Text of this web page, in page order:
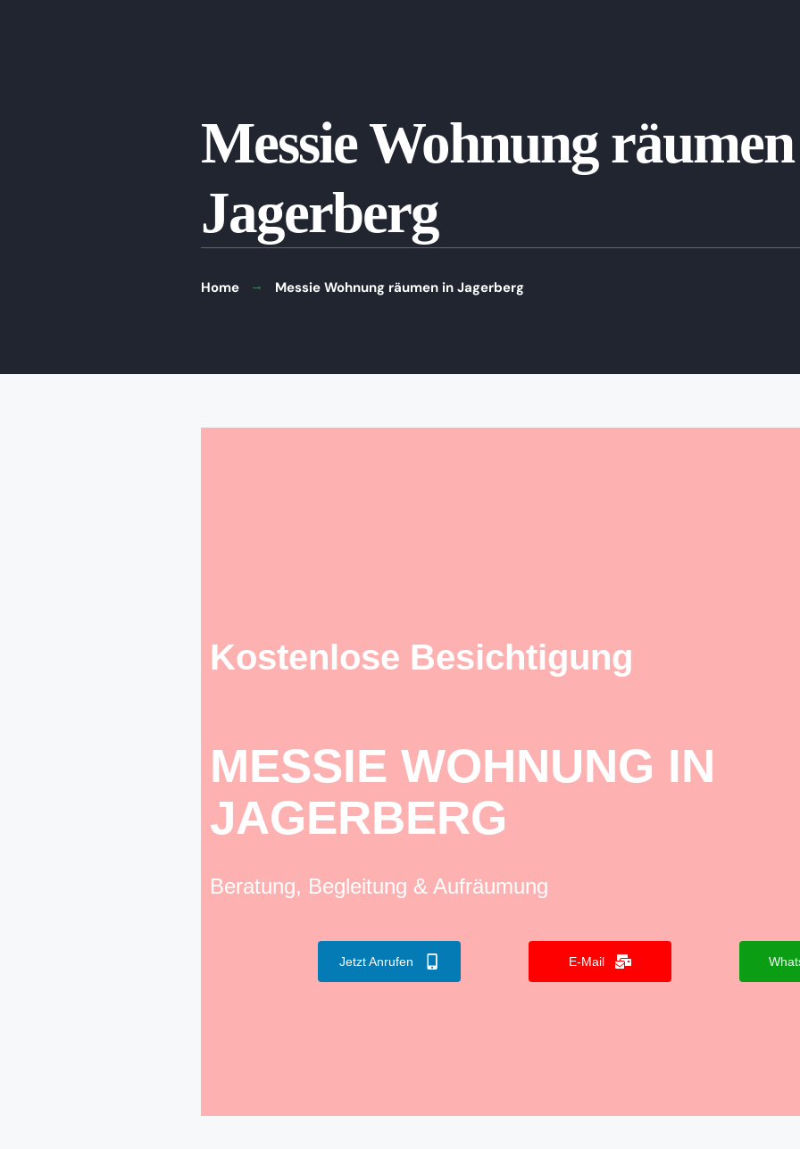
Messie Wohnung
Jagerberg
Home Messie Wohnung räumen in Jagerberg
Kostenlose Besichtigung
MESSIE WOHNUNG IN
JAGERBERG
Beratung, Begleitung & Aufräumung
Jetzt Anrufen E-Mail